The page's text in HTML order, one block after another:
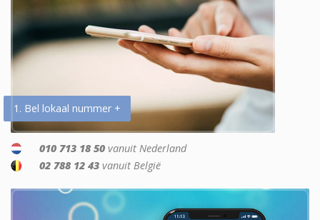
1. Bel lokaal nummer +
010 713 18 50 vanuit Nederland
02 788 12 43 vanuit België